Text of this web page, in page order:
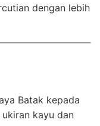
dengan lebih
Batak kepada
kayu dan